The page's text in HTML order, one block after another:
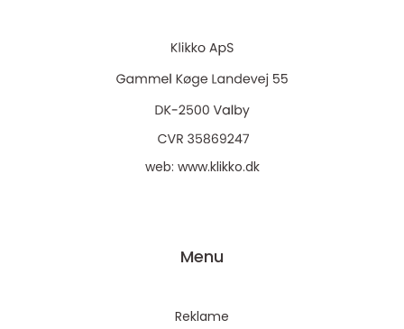
web: www.klikko.dk
Menu
Reklame